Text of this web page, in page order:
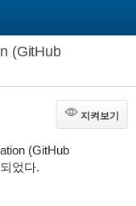
(GitHub
지켜보기
지켜보기
(GitHub
었다.